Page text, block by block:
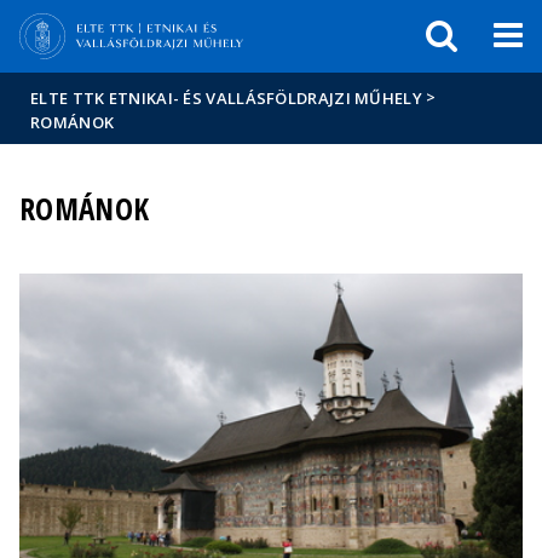
Események
sajtóban
ELTE TTK ETNIKAI- ÉS VALLÁSFÖLDRAJZI MŰHELY >
ROMÁNOK
ROMÁNOK